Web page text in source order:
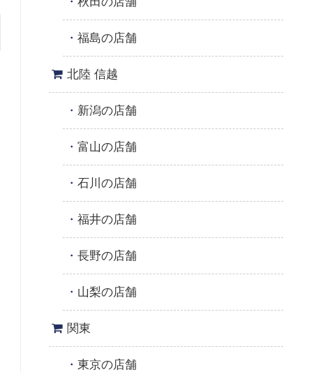
福島の店舗
北陸 信越
新潟の店舗
富山の店舗
石川の店舗
福井の店舗
長野の店舗
山梨の店舗
関東
東京の店舗